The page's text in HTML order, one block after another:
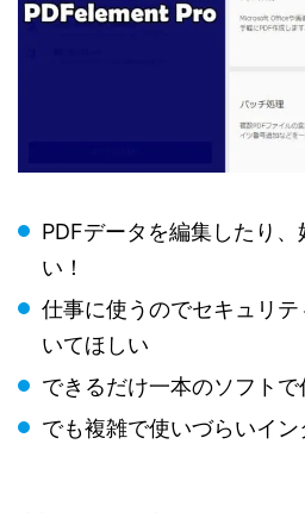
PDFデータを編集したり
い！
仕事に使うのでセキュリ
いてほしい
できるだけ一本のソフト
でも複雑で使いづらいイン